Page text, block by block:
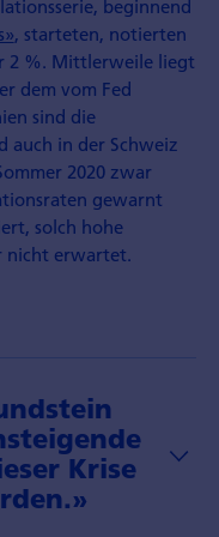
beginnend
, starteten, notierten
2 %. Mittlerweile liegt
dem vom Fed
sind die
auch in der Schweiz
2020 zwar
gewarnt
solch hohe
nicht erwartet.
Krise